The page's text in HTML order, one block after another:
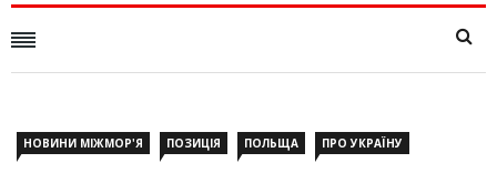
НОВИНИ МІЖМОР'Я ПОЗИЦІЯ ПОЛЬЩА ПРО УКРАЇНУ